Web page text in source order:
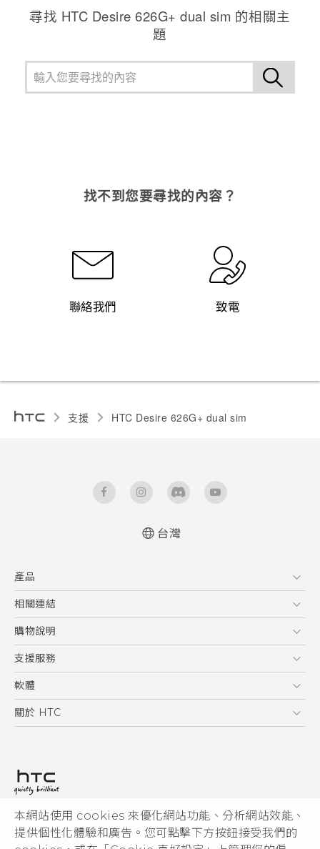
本網站使用 cookies 來優化網站功能、分析網站效能、
提供個性化體驗和廣告。您可點擊下方按鈕接受我們的
尋找 HTC Desire 626G+ dual sim 的相關主
題
找不到您要尋找的內容？
聯絡我們 致電
支援 HTC Desire 626G+ dual sim‎
台灣
產品
5G
配件
相關連結
HTC Research
購物說明
購物須知
付款方式
支援服務
到府收送維修服務
客戶服務佈告欄
軟體
應用程式
HTC Sync Manager
關於 HTC
投資人
隱私權政策
© 2011-2026 HTC Corporation
HTC 法律文件